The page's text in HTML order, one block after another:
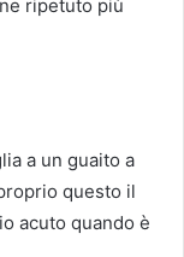
ripetuto più
a un guaito a
questo il
acuto quando è